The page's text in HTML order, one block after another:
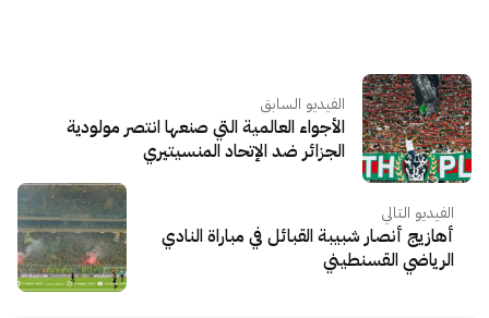
الفيديو السابق
الأجواء العالمية التي صنعها انتصر مولودية
الجزائر ضد الإتحاد المنسيتيري
الفيديو التالي
أهازيج أنصار شبيبة القبائل في مباراة النادي
الرياضي القسنطيني